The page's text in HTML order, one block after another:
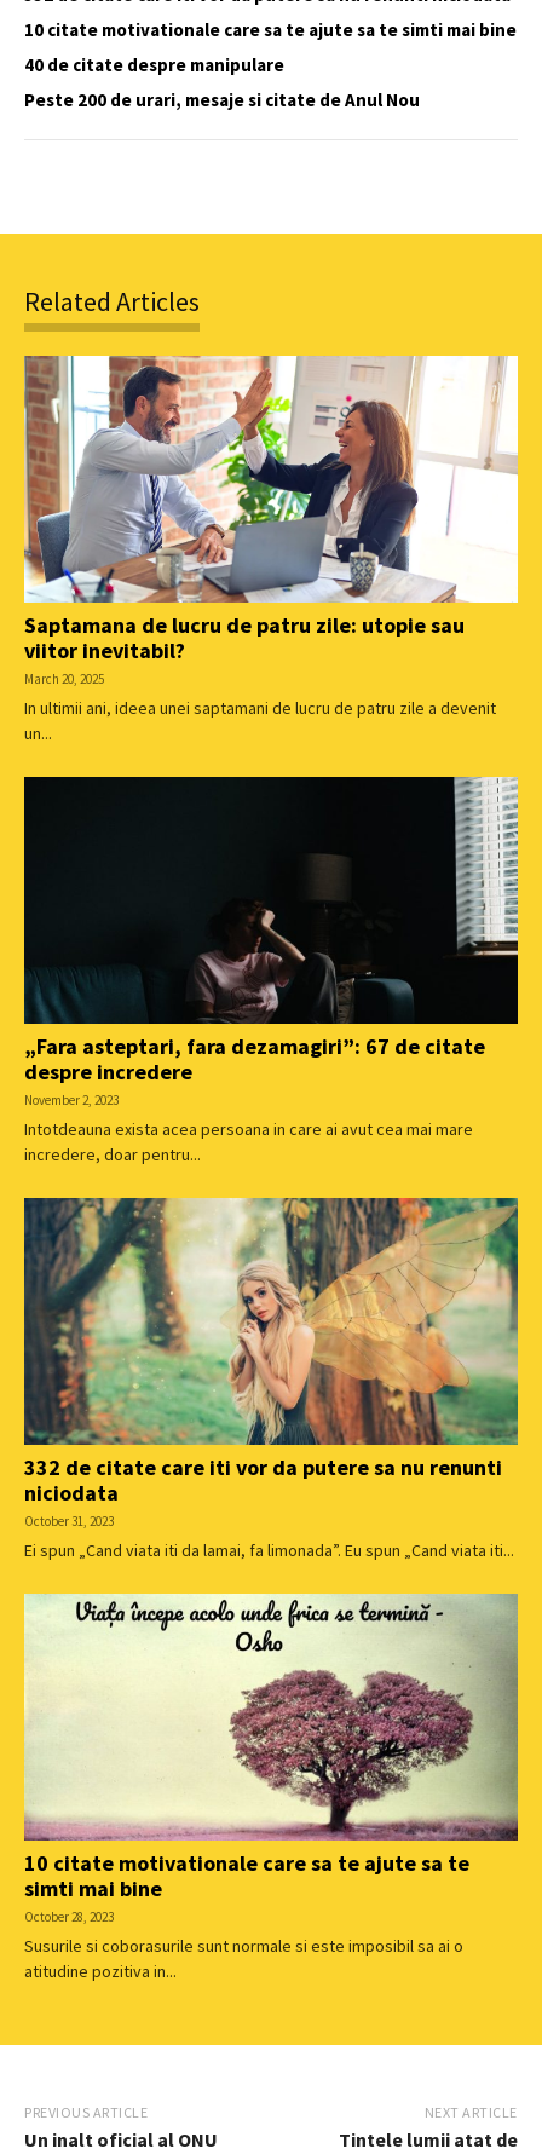
10 citate motivationale care sa te ajute sa te simti mai bine
40 de citate despre manipulare
Peste 200 de urari, mesaje si citate de Anul Nou
Related Articles
Saptamana de lucru de patru zile: utopie sau
viitor inevitabil?
March 20, 2025
In ultimii ani, ideea unei saptamani de lucru de patru zile a devenit
un...
„Fara asteptari, fara dezamagiri”: 67 de citate
despre incredere
November 2, 2023
Intotdeauna exista acea persoana in care ai avut cea mai mare
incredere, doar pentru...
332 de citate care iti vor da putere sa nu renunti
niciodata
October 31, 2023
Ei spun „Cand viata iti da lamai, fa limonada”. Eu spun „Cand viata iti...
10 citate motivationale care sa te ajute sa te
simti mai bine
October 28, 2023
Susurile si coborasurile sunt normale si este imposibil sa ai o
atitudine pozitiva in...
PREVIOUS ARTICLE
Un inalt oficial al ONU
NEXT ARTICLE
Tintele lumii atat de